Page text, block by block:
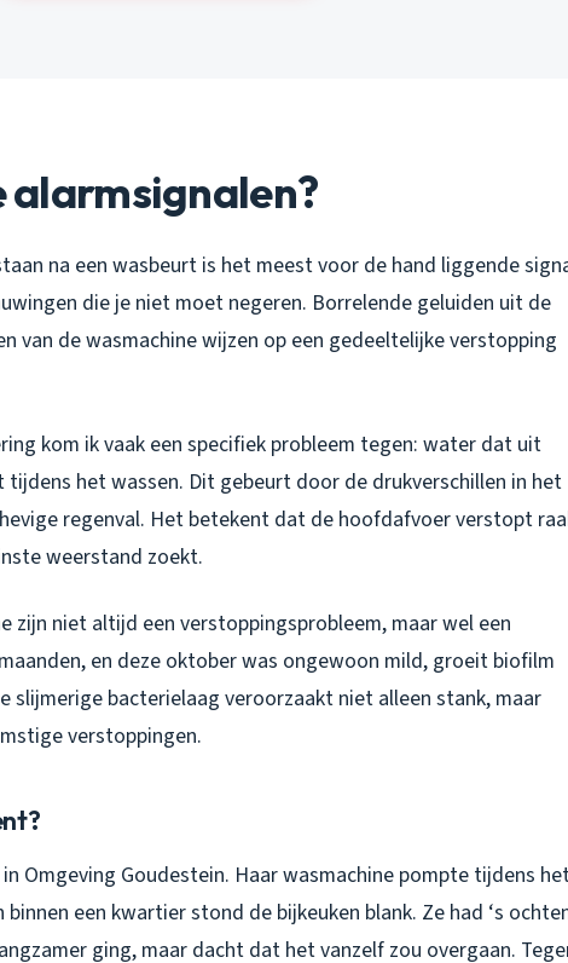
alarmsignalen?
na een wasbeurt is het meest voor de hand liggende
die je niet moet negeren. Borrelende geluiden uit de
van de wasmachine wijzen op een gedeeltelijke verstopping
kom ik vaak een specifiek probleem tegen: water dat uit
het wassen. Dit gebeurt door de drukverschillen in het
regenval. Het betekent dat de hoofdafvoer verstopt
weerstand zoekt.
zijn niet altijd een verstoppingsprobleem, maar wel een
en deze oktober was ongewoon mild, groeit biofilm
slijmerige bacterielaag veroorzaakt niet alleen stank, maar
verstoppingen.
Omgeving Goudestein. Haar wasmachine pompte tijdens
een kwartier stond de bijkeuken blank. Ze had ‘s
ging, maar dacht dat het vanzelf zou overgaan.